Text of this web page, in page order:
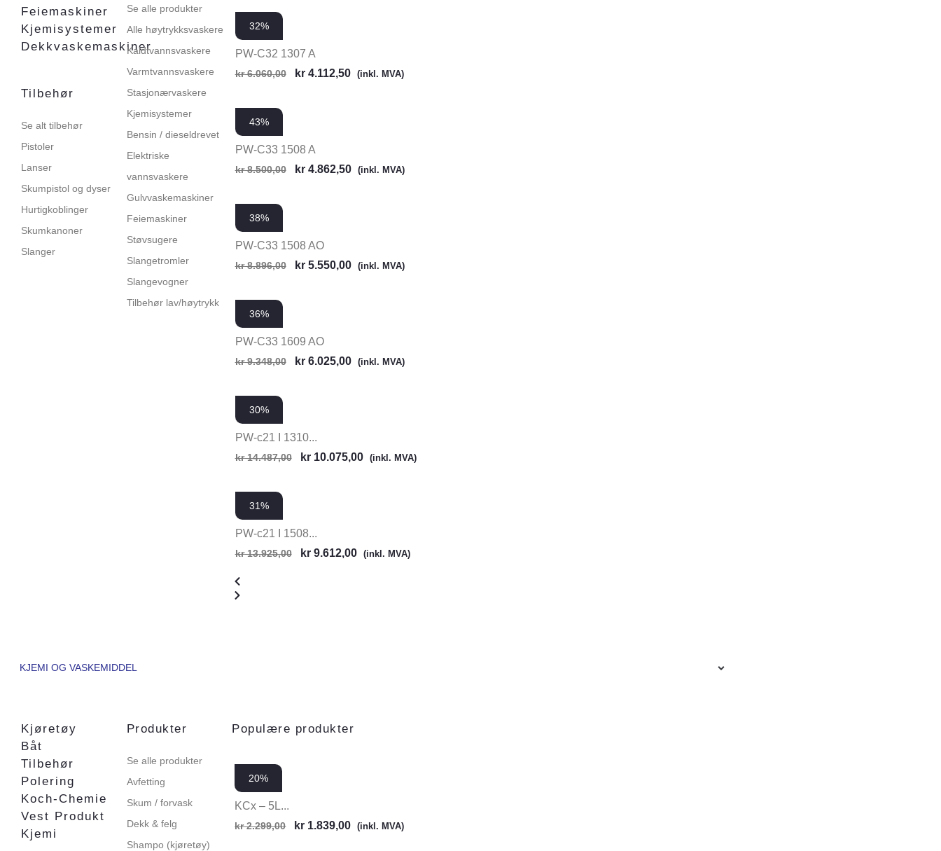
Feiemaskiner
Kjemisystemer
Dekkvaskemaskiner
Tilbehør
Se alt tilbehør
Pistoler
Lanser
Skumpistol og dyser
Hurtigkoblinger
Skumkanoner
Slanger
Se alle produkter
Alle høytrykksvaskere
Kaldtvannsvaskere
Varmtvannsvaskere
Stasjonærvaskere
Kjemisystemer
Bensin / dieseldrevet
Elektriske
vannsvaskere
Gulvvaskemaskiner
Feiemaskiner
Støvsugere
Slangetromler
Slangevogner
Tilbehør lav/høytrykk
32%
PW-C32 1307 A
kr6.060,00 kr4.112,50 (inkl. MVA)
43%
PW-C33 1508 A
kr8.500,00 kr4.862,50 (inkl. MVA)
38%
PW-C33 1508 AO
kr8.896,00 kr5.550,00 (inkl. MVA)
36%
PW-C33 1609 AO
kr9.348,00 kr6.025,00 (inkl. MVA)
30%
PW-c21 I 1310...
kr14.487,00 kr10.075,00 (inkl. MVA)
31%
PW-c21 I 1508...
kr13.925,00 kr9.612,00 (inkl. MVA)
KJEMI OG VASKEMIDDEL
Kjøretøy
Båt
Tilbehør
Polering
Koch-Chemie
Vest Produkt
Kjemi
Produkter
Se alle produkter
Avfetting
Skum / forvask
Dekk & felg
Shampo (kjøretøy)
Populære produkter
20%
KCx – 5L...
kr2.299,00 kr 1.839,00 (inkl. MVA)